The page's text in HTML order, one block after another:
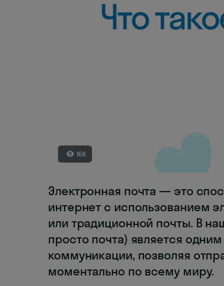
16K
Электронная почта — это
интернет с использованием
или традиционной почты. В
просто почта) является
коммуникации, позволяя
моментально по всему миру.